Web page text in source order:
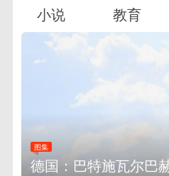
小说
教育
图集
乌克兰首都基辅等地